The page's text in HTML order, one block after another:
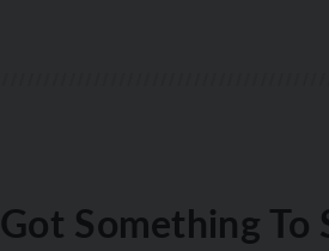
Got Something To